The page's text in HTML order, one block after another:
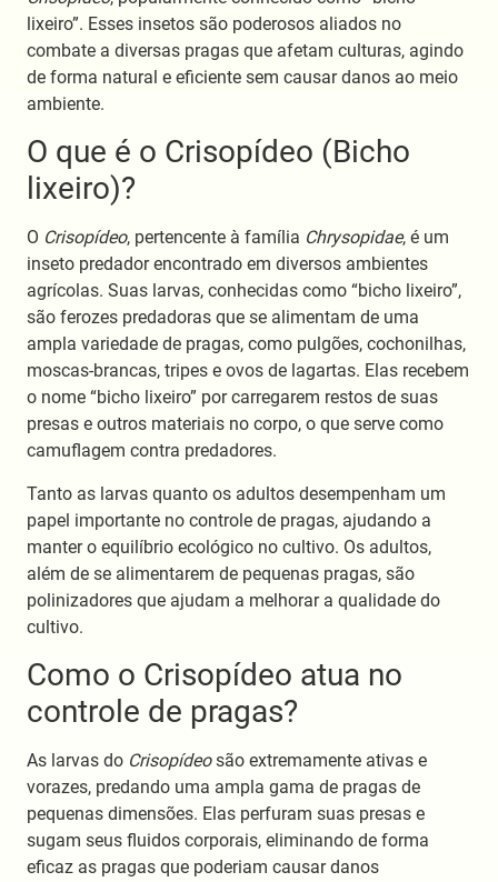
lixeiro”. Esses insetos são poderosos aliados no
combate a diversas pragas que afetam culturas, agindo
de forma natural e eficiente sem causar danos ao meio
ambiente.
O que é o Crisopídeo (Bicho
lixeiro)?
O Crisopídeo, pertencente à família Chrysopidae, é um
inseto predador encontrado em diversos ambientes
agrícolas. Suas larvas, conhecidas como “bicho lixeiro”,
são ferozes predadoras que se alimentam de uma
ampla variedade de pragas, como pulgões, cochonilhas,
moscas-brancas, tripes e ovos de lagartas. Elas recebem
o nome “bicho lixeiro” por carregarem restos de suas
presas e outros materiais no corpo, o que serve como
camuflagem contra predadores.
Tanto as larvas quanto os adultos desempenham um
papel importante no controle de pragas, ajudando a
manter o equilíbrio ecológico no cultivo. Os adultos,
além de se alimentarem de pequenas pragas, são
polinizadores que ajudam a melhorar a qualidade do
cultivo.
Como o Crisopídeo atua no
controle de pragas?
As larvas do Crisopídeosão extremamente ativas e
vorazes, predando uma ampla gama de pragas de
pequenas dimensões. Elas perfuram suas presas e
sugam seus fluidos corporais, eliminando de forma
eficaz as pragas que poderiam causar danos